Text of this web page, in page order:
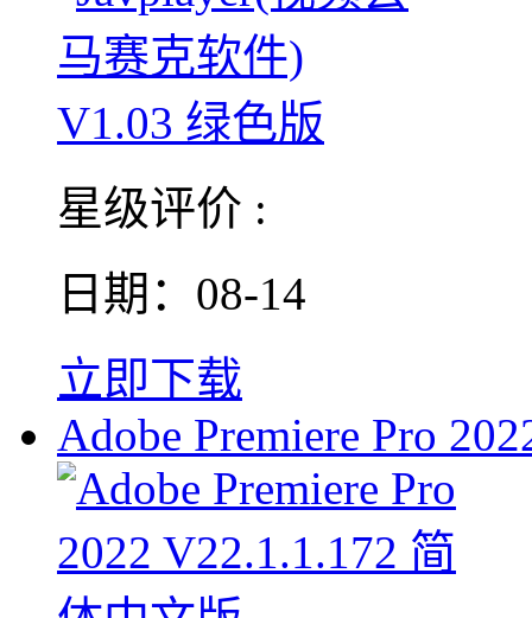
星级评价 :
日期：08-14
立即下载
Adobe Premiere Pro